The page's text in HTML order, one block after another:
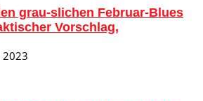
grau-slichen Februar-Blues
Vorschlag,
2023